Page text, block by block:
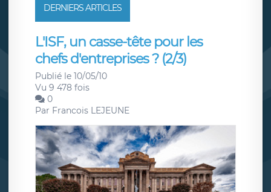
DERNIERS ARTICLES
L'ISF, un casse-tête pour les
chefs d'entreprises ? (2/3)
Publié le 10/05/10
Vu 9 478 fois
0
Par Francois LEJEUNE